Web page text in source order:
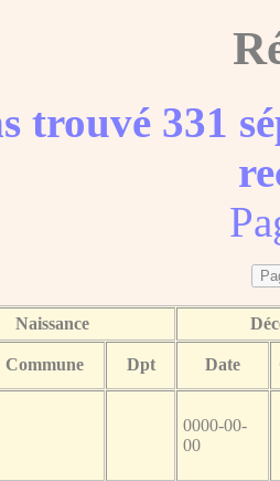
trouvé 331
Naissance
Commune Dpt Date
0000-00-
00